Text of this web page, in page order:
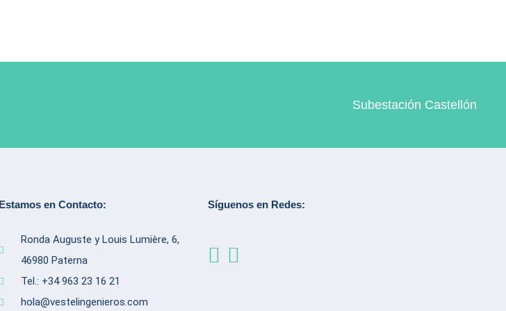
Subestación Castellón
Estamos en Contacto:
Ronda Auguste y Louis Lumière, 6,
46980 Paterna
Tel.: +34 963 23 16 21
hola@vestelingenieros.com
Síguenos en Redes: